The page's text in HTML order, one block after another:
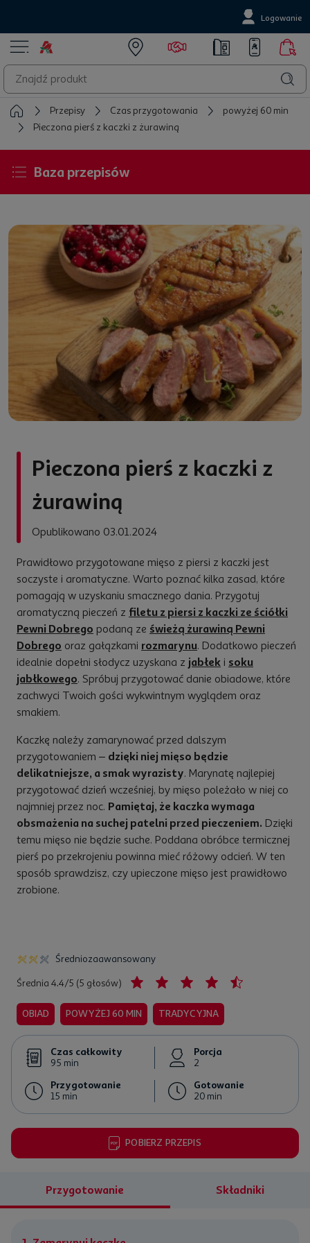
Logowanie
Przepisy Czas przygotowania
powyżej 60 min
Pieczona pierś z kaczki z żurawiną
Baza przepisów
Pieczona pierś z kaczki z
żurawiną
Opublikowano 03.01.2024
Prawidłowo przygotowane mięso z piersi z kaczki jest
soczyste i aromatyczne. Warto poznać kilka zasad, które
pomagają w uzyskaniu smacznego dania. Przygotuj
aromatyczną pieczeń z filetu z piersi z kaczki ze ściółki
Pewni Dobrego podaną ze świeżą żurawiną Pewni
Dobrego oraz gałązkami rozmarynu. Dodatkowo pieczeń
idealnie dopełni słodycz uzyskana z jabłek i soku
jabłkowego. Spróbuj przygotować danie obiadowe, które
zachwyci Twoich gości wykwintnym wyglądem oraz
smakiem.
Kaczkę należy zamarynować przed dalszym
przygotowaniem – dzięki niej mięso będzie
delikatniejsze, a smak wyrazisty. Marynatę najlepiej
przygotować dzień wcześniej, by mięso poleżało w niej co
najmniej przez noc. Pamiętaj, że kaczka wymaga
obsmażenia na suchej patelni przed pieczeniem. Dzięki
temu mięso nie będzie suche. Poddana obróbce termicznej
pierś po przekrojeniu powinna mieć różowy odcień. W ten
sposób sprawdzisz, czy upieczone mięso jest prawidłowo
zrobione.
Średniozaawansowany
Średnia 4.4/5 (5 głosów)
OBIAD POWYŻEJ 60 MIN TRADYCYJNA
Czas całkowity
95 min
Porcja
2
Przygotowanie
15 min
Gotowanie
20 min
POBIERZ PRZEPIS
Przygotowanie Składniki